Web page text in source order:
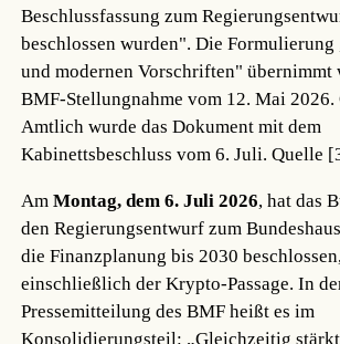
Beschlussfassung zum
beschlossen wurden". Die
und modernen Vorschriften" übernimmt
BMF-Stellungnahme vom 12. Mai 2026.
Amtlich wurde das Dokument mit dem
Kabinettsbeschluss vom 6. Juli.Quelle
AmMontag, dem 6. Juli 2026, hat das
den Regierungsentwurf zum
die Finanzplanung bis 2030
einschließlich der Krypto-Passage. In
Pressemitteilung des BMF heißt es im
Konsolidierungsteil: „Gleichzeitig